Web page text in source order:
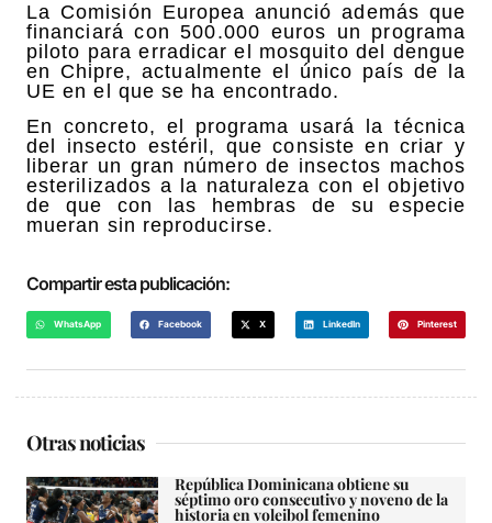
La Comisión Europea anunció además que
financiará con 500.000 euros un programa
piloto para erradicar el mosquito del dengue
en Chipre, actualmente el único país de la
UE en el que se ha encontrado.
En concreto, el programa usará la técnica
del insecto estéril, que consiste en criar y
liberar un gran número de insectos machos
esterilizados a la naturaleza con el objetivo
de que con las hembras de su especie
mueran sin reproducirse.
Compartir esta publicación:
WhatsApp Facebook X LinkedIn Pinterest
Otras noticias
República Dominicana obtiene su
séptimo oro consecutivo y noveno de la
historia en voleibol femenino